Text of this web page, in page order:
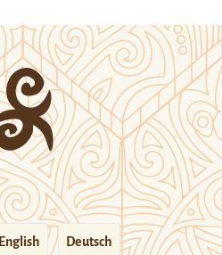
English Deutsch